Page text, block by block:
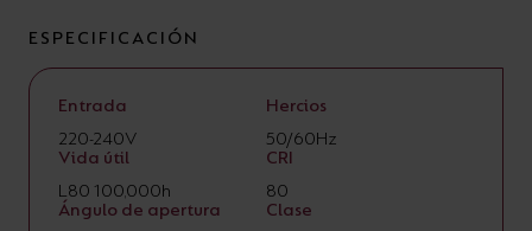
ESPECIFICACIÓN
Entrada
220-240V
Hercios
50/60Hz
Vida útil
L80 100,000h
CRI
80
Ángulo de apertura
Clase